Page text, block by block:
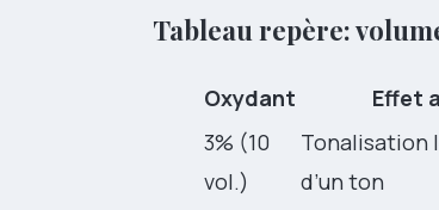
Tableau repère:
Oxydant Effet
3% (10
vol.)
Tonalisation
d’un ton